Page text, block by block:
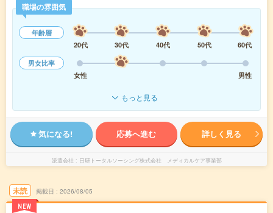
職場の雰囲気
年齢層
20代
30代 40代 50代
60代
男女比率
女性
男性
もっと見る
気になる! 応募へ進む 詳しく見る
派遣会社 日研トータルソーシング株式会社 メディカルケア事業部
未読
NEW
掲載日 2026/08/05